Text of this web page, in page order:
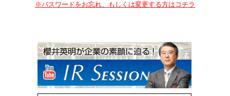
※パスワードをお忘れ、もしくは変更する方はコチラ